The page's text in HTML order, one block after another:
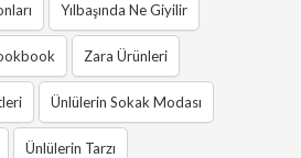
Yılbaşında Ne Giyilir
Zara Ürünleri
Ünlülerin Sokak Modası
Ünlülerin Tarzı